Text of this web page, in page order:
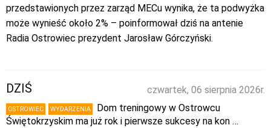
przedstawionych przez zarząd MECu wynika, że ta podwyżka
może wynieść około 2% – poinformował dziś na antenie
Radia Ostrowiec prezydent Jarosław Górczyński.
czwartek, 06 sierpnia 2026r.
DZIŚ
OSTROWIEC WYDARZENIA
Dom treningowy w Ostrowcu
Świętokrzyskim ma już rok i pierwsze sukcesy na kon …